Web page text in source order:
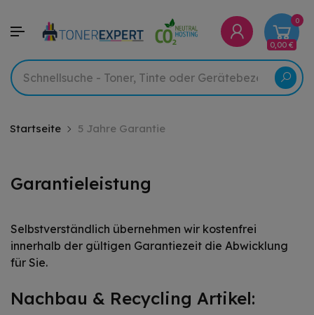
0
0,00 €
Startseite 5 Jahre Garantie
Garantieleistung
Selbstverständlich übernehmen wir kostenfrei
innerhalb der gültigen Garantiezeit die Abwicklung
für Sie.
Nachbau & Recycling Artikel: